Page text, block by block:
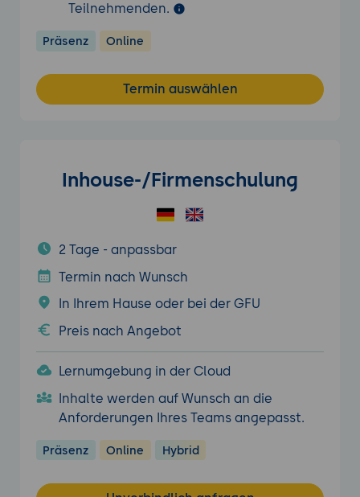
Teilnehmenden.
Präsenz Online
Termin auswählen
Inhouse-/Firmenschulung
2 Tage - anpassbar
Termin nach Wunsch
In Ihrem Hause oder bei der GFU
Preis nach Angebot
Lernumgebung in der Cloud
Inhalte werden auf Wunsch an die
Anforderungen Ihres Teams angepasst.
Präsenz Online Hybrid